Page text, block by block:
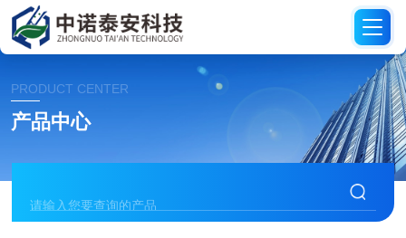
PRODUCT CENTER
产品中心